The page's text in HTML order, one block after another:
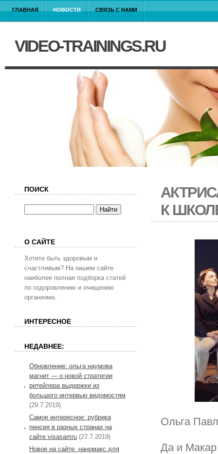
ГЛАВНАЯ НОВОСТИ СВЯЗЬ С НАМИ
VIDEO-TRAININGS.RU
К
Ольга
Да и
ПОИСК
О САЙТЕ
Хотите быть здоровым и
счастливым? На нашем сайте
наиболее полная подборка статей
по оздоровлению и очищению
организма.
ИНТЕРЕСНОЕ
НЕДАВНЕЕ:
Обновление: ольга наумова
магнит — о новой стратегии
ритейлера выдержки из
большого интервью ведомостям
(29.7.2019)
Самое интересное: рубрика
пенсия в разных странах на
сайте visasamru (27.7.2019)
Новое на сайте: наномакс для